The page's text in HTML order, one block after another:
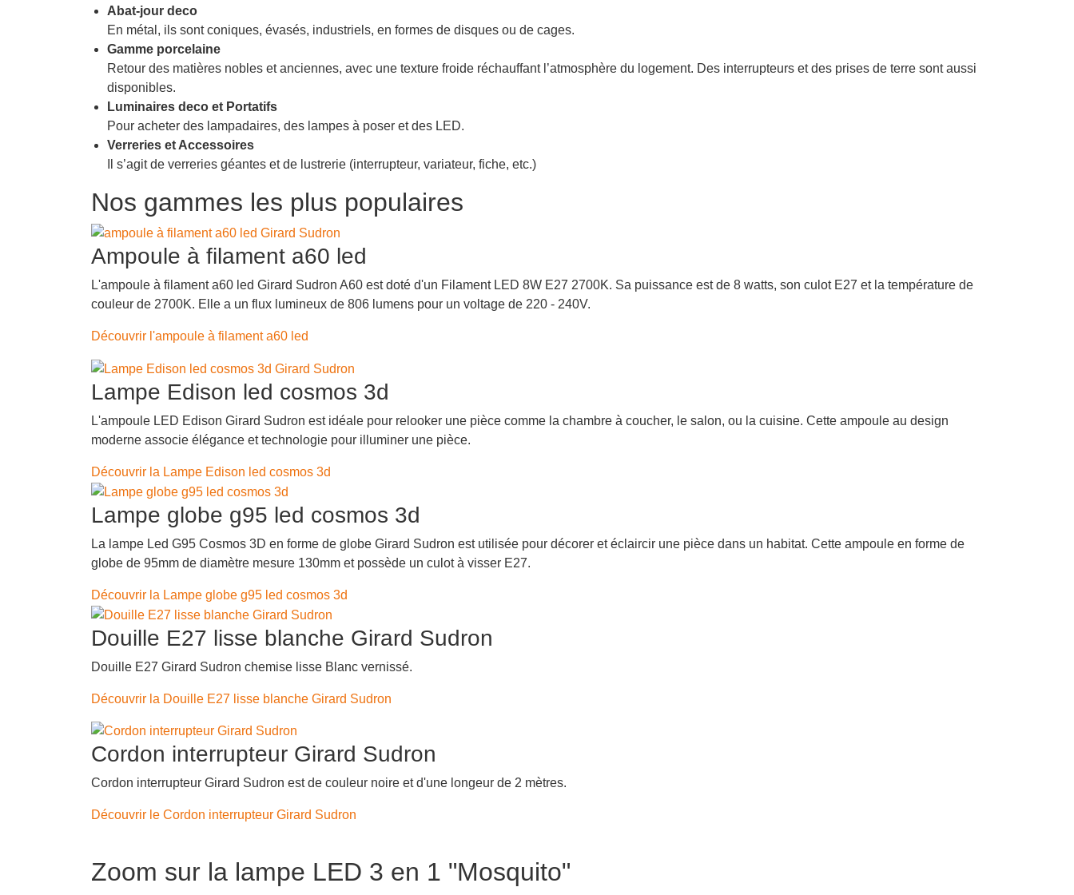
Abat-jour deco
En métal, ils sont coniques, évasés, industriels, en formes de disques ou de cages.
Gamme porcelaine
Retour des matières nobles et anciennes, avec une texture froide réchauffant l’atmosphère du logement. Des interrupteurs et des prises de terre sont aussi
disponibles.
Luminaires deco et Portatifs
Pour acheter des lampadaires, des lampes à poser et des LED.
Verreries et Accessoires
Il s’agit de verreries géantes et de lustrerie (interrupteur, variateur, fiche, etc.)
Nos gammes les plus populaires
Ampoule à filament a60 led
L'ampoule à filament a60 led Girard Sudron A60 est doté d'un Filament LED 8W E27 2700K. Sa puissance est de 8 watts, son culot E27 et la température de
couleur de 2700K. Elle a un flux lumineux de 806 lumens pour un voltage de 220 - 240V.
Découvrir l'ampoule à filament a60 led
Lampe Edison led cosmos 3d
L'ampoule LED Edison Girard Sudron est idéale pour relooker une pièce comme la chambre à coucher, le salon, ou la cuisine. Cette ampoule au design
moderne associe élégance et technologie pour illuminer une pièce.
Découvrir la Lampe Edison led cosmos 3d
Lampe globe g95 led cosmos 3d
La lampe Led G95 Cosmos 3D en forme de globe Girard Sudron est utilisée pour décorer et éclaircir une pièce dans un habitat. Cette ampoule en forme de
globe de 95mm de diamètre mesure 130mm et possède un culot à visser E27.
Découvrir la Lampe globe g95 led cosmos 3d
Douille E27 lisse blanche Girard Sudron
Douille E27 Girard Sudron chemise lisse Blanc vernissé.
Découvrir la Douille E27 lisse blanche Girard Sudron
Cordon interrupteur Girard Sudron
Cordon interrupteur Girard Sudron est de couleur noire et d'une longeur de 2 mètres.
Découvrir le Cordon interrupteur Girard Sudron
Zoom sur la lampe LED 3 en 1 "Mosquito"